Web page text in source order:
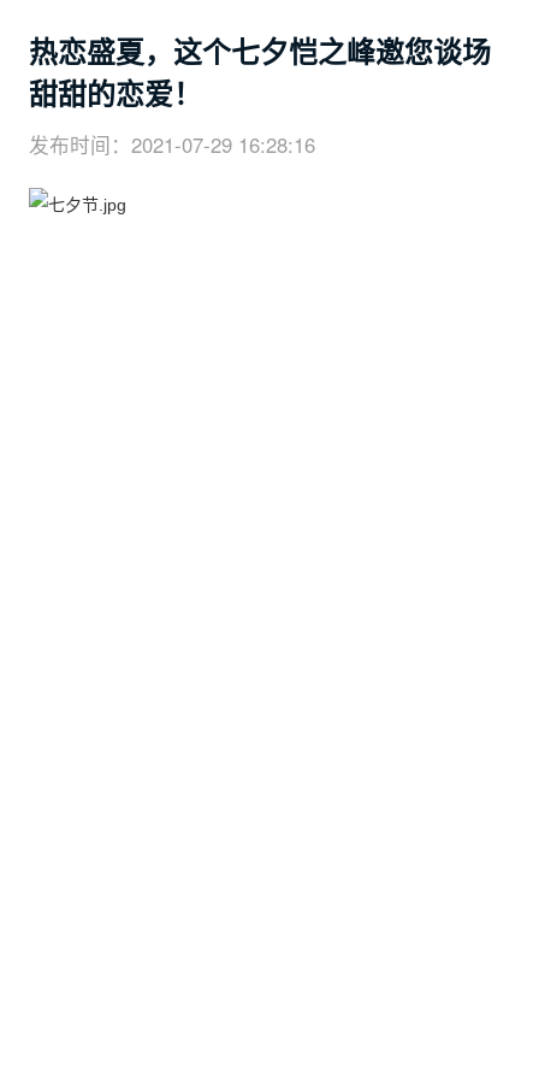
热恋盛夏，这个七夕恺之峰邀您谈场
甜甜的恋爱！
发布时间：2021-07-29 16:28:16